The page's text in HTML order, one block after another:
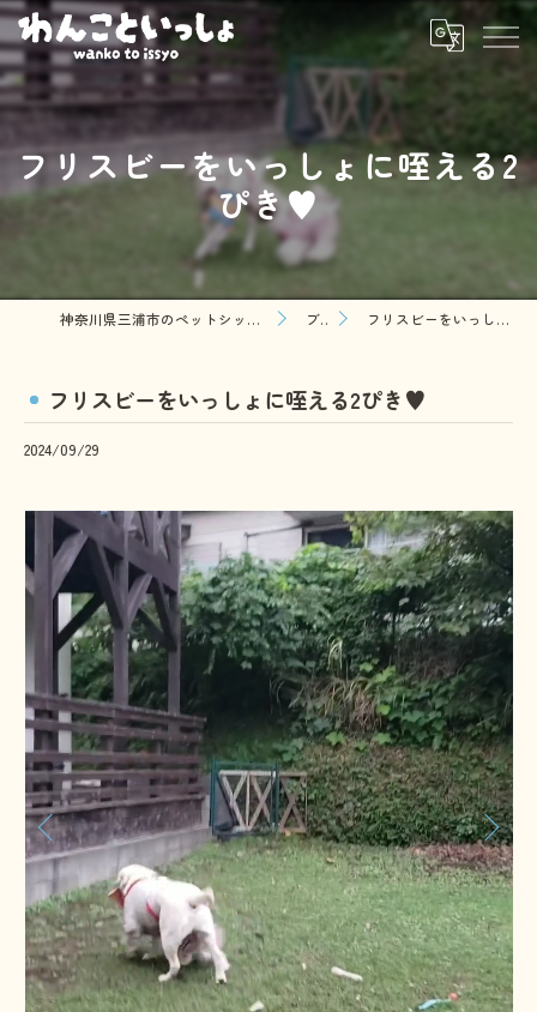
フリスビーをいっしょに咥える2
ぴき♥️
神奈川県三浦市のペットシッターならわんこといっしょ ブログ フリスビーをいっしょに咥える2ぴき♥️
フリスビーをいっしょに咥える2ぴき♥️
2024/09/29